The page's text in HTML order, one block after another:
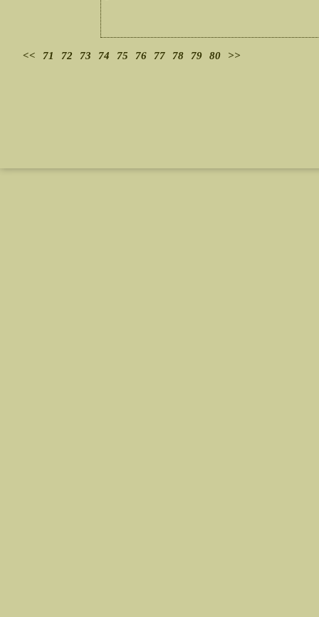
<< 71 72 73 74 75 76 77 78 79 80 >>